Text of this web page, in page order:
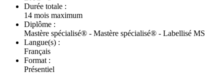
Durée totale :
14 mois maximum
Diplôme :
Mastère spécialisé® - Mastère spécialisé® - Labellisé MS
Langue(s) :
Français
Format :
Présentiel